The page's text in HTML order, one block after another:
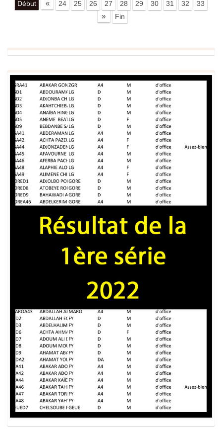
Début « 24 25 26 27 28 29 30 31 32 33
» Fin